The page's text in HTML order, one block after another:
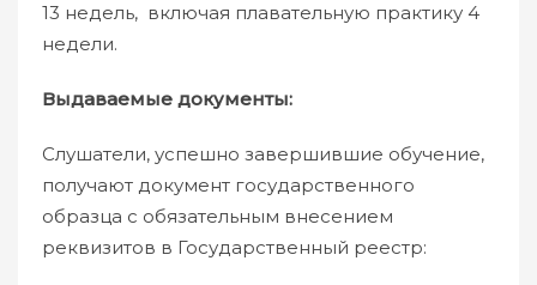
13 недель, включая плавательную практику 4
недели.
Выдаваемые документы:
Слушатели, успешно завершившие обучение,
получают документ государственного
образца с обязательным внесением
реквизитов в Государственный реестр: